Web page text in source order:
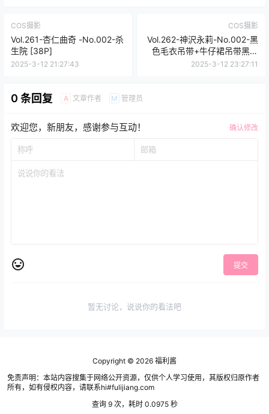
COS摄影
Vol.261-杏仁曲奇 -No.002-杀
生院 [38P]
2025-3-12 21:27:43
COS摄影
Vol.262-神沢永莉-No.002-黑
色毛衣吊带+牛仔裙吊带黑丝
[22P]
2025-3-12 23:27:11
0 条回复 A 文章作者 M 管理员
欢迎您，新朋友，感谢参与互动！ 确认修改
提交
暂无讨论，说说你的看法吧
Copyright © 2026 福利酱
免责声明：本站内容搜集于网络公开资源，仅供个人学习使用，其版权归原作者
所有，如有侵权内容，请联系hi#fulijiang.com
查询 9 次，耗时 0.0975 秒